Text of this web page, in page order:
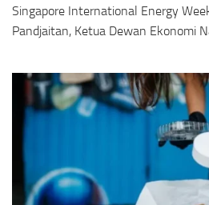
Singapore International Energy
Pandjaitan, Ketua Dewan Ekonomi